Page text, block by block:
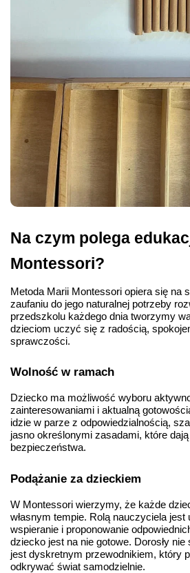
Na czym polega
Montessori?
Metoda Marii Montessori opiera się na
zaufaniu do jego naturalnej potrzeby
przedszkolu każdego dnia tworzymy
dzieciom uczyć się z radością,
sprawczości.
Wolność w ramach
Dziecko ma możliwość wyboru
zainteresowaniami i aktualną
idzie w parze z odpowiedzialnością,
jasno określonymi zasadami, które
bezpieczeństwa.
Podążanie za dzieckiem
W Montessori wierzymy, że każde
własnym tempie. Rolą nauczyciela jest
wspieranie i proponowanie
dziecko jest na nie gotowe. Dorosły
jest dyskretnym przewodnikiem, który
odkrywać świat samodzielnie.